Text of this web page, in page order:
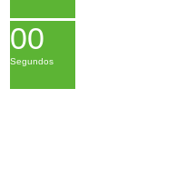
00
Segundos